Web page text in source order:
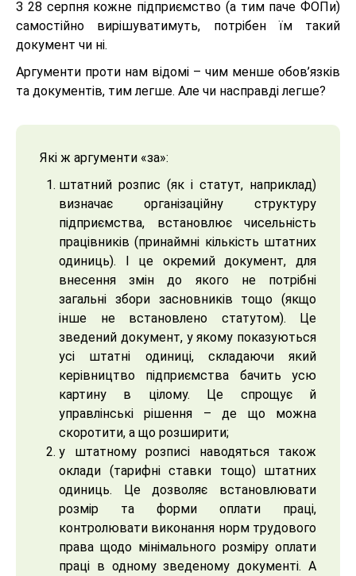
З 28 серпня кожне підприємство (а тим паче ФОПи)
самостійно вирішуватимуть, потрібен їм такий
документ чи ні.
Аргументи проти нам відомі – чим менше обов’язків
та документів, тим легше. Але чи насправді легше?
Які ж аргументи «за»:
штатний розпис (як і статут, наприклад)
визначає організаційну структуру
підприємства, встановлює чисельність
працівників (принаймні кількість штатних
одиниць). І це окремий документ, для
внесення змін до якого не потрібні
загальні збори засновників тощо (якщо
інше не встановлено статутом). Це
зведений документ, у якому показуються
усі штатні одиниці, складаючи який
керівництво підприємства бачить усю
картину в цілому. Це спрощує й
управлінські рішення – де що можна
скоротити, а що розширити;
у штатному розписі наводяться також
оклади (тарифні ставки тощо) штатних
одиниць. Це дозволяє встановлювати
розмір та форми оплати праці,
контролювати виконання норм трудового
права щодо мінімального розміру оплати
праці в одному зведеному документі. А